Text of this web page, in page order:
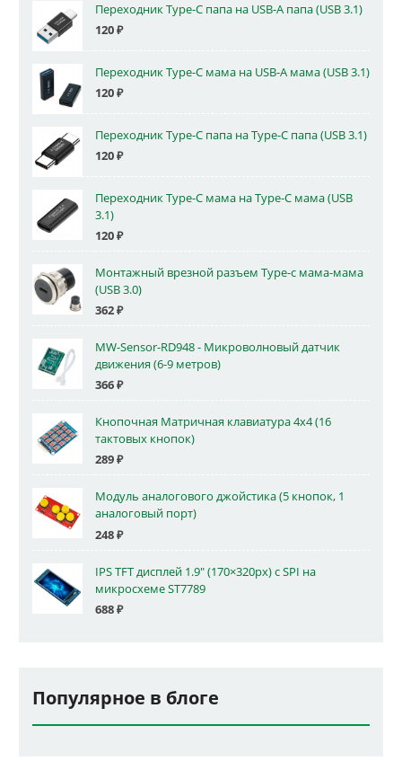
Переходник Type-C папа на USB-A папа (USB 3.1)
120₽
Переходник Type-C мама на USB-A мама (USB 3.1)
120₽
Переходник Type-C папа на Type-C папа (USB 3.1)
120₽
Переходник Type-C мама на Type-C мама (USB
3.1)
120₽
Монтажный врезной разъем Type-c мама-мама
(USB 3.0)
362₽
MW-Sensor-RD948 - Микроволновый датчик
движения (6-9 метров)
366₽
Кнопочная Матричная клавиатура 4x4 (16
тактовых кнопок)
289₽
Модуль аналогового джойстика (5 кнопок, 1
аналоговый порт)
248₽
IPS TFT дисплей 1.9" (170×320px) с SPI на
микросхеме ST7789
688₽
Популярное в блоге